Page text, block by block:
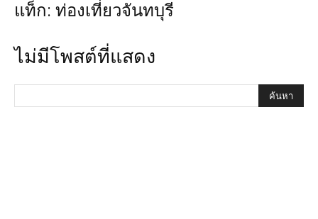
แท็ก: ท่องเที่ยวจันทบุรี
ไม่มีโพสต์ที่แสดง